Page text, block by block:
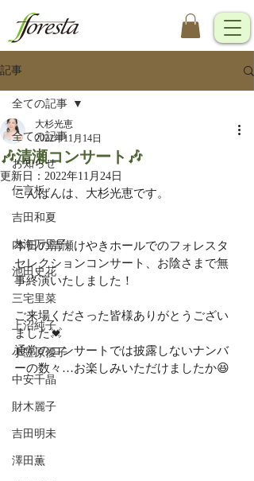
記事
全ての記事
お知らせ
伝言板
吉田和夏
内海万里子
池田史花
三宅里菜
上沼純子
小笠原優子
中安千晶
財木麗子
吉田明未
澤田薫
全ての記事
🎶清瀬コンサート🎶
大杉光恵
2022年11月14日
更新日： 2022年11月24日
こんばんは、大杉光恵です。
本日の清瀬けやきホールでのフォレスタ
セレクションコンサート、お陰さまで無
事終演いたしました！
ご来場くださった皆様ありがとうござい
ました💓
通常のコンサートでは披露しないナンバ
ーの数々…お楽しみいただけましたか😆